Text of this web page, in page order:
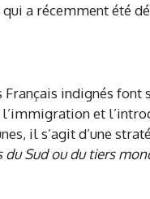
a récemment été
indignés font
et
il s’agit d’une
Sud ou du tiers